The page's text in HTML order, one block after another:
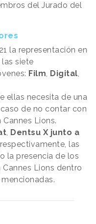
del Jurado del
la representación en
siete
Film, Digital,
ellas necesita de una
de no contar con
Lions.
, Dentsu X junto a
las
la presencia de los
Lions dentro